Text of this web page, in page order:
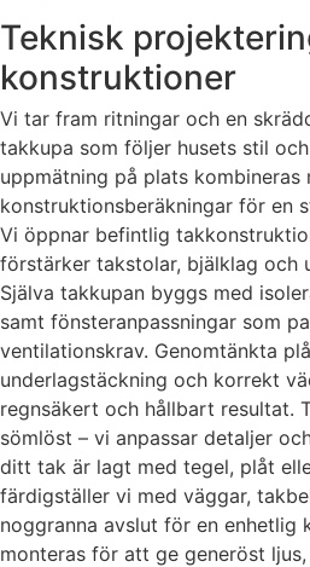
Teknisk
konstruktioner
Vi tar fram ritningar och en
takkupa som följer husets stil
uppmätning på plats kombineras
konstruktionsberäkningar för en
Vi öppnar befintlig
förstärker takstolar, bjälklag och
Själva takkupan byggs med
samt fönsteranpassningar som
ventilationskrav. Genomtänkta
underlagstäckning och korrekt
regnsäkert och hållbart resultat.
sömlöst – vi anpassar detaljer
ditt tak är lagt med tegel, plåt
färdigställer vi med väggar,
noggranna avslut för en enhetlig
monteras för att ge generöst